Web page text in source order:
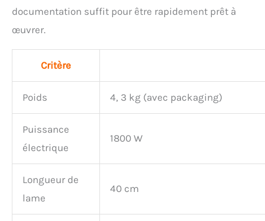
documentation suffit pour être rapidement prêt à
œuvrer.
Critère
Poids 4, 3 kg (avec packaging)
Puissance
électrique
1800 W
Longueur de
lame
40 cm